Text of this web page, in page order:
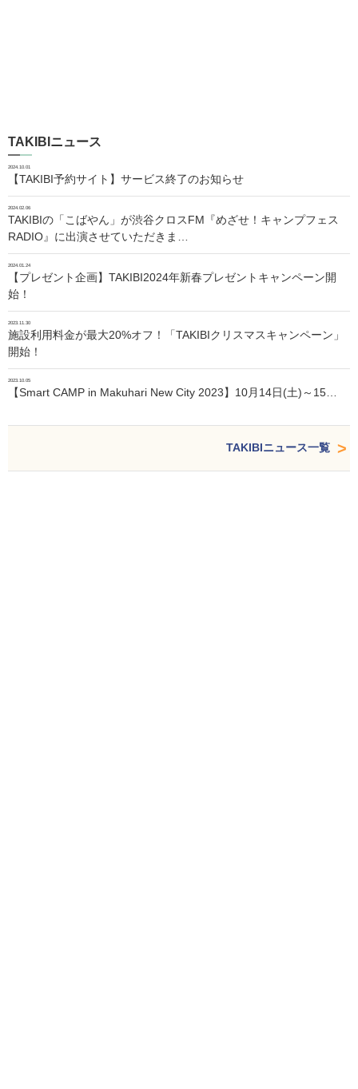
TAKIBIニュース
2024.10.01
【TAKIBI予約サイト】サービス終了のお知らせ
2024.02.06
TAKIBIの「こばやん」が渋谷クロスFM『めざせ！キャンプフェス
RADIO』に出演させていただきま…
2024.01.24
【プレゼント企画】TAKIBI2024年新春プレゼントキャンペーン開
始！
2023.11.30
施設利用料金が最大20%オフ！「TAKIBIクリスマスキャンペーン」
開始！
2023.10.05
【Smart CAMP in Makuhari New City 2023】10月14日(土)～15…
TAKIBIニュース一覧